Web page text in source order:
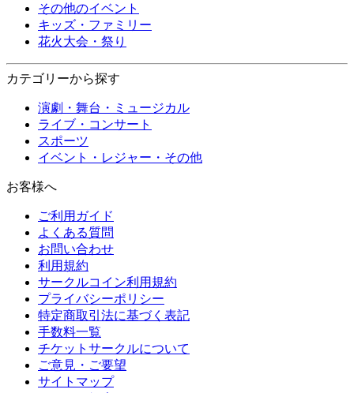
その他のイベント
キッズ・ファミリー
花火大会・祭り
カテゴリーから探す
演劇・舞台・ミュージカル
ライブ・コンサート
スポーツ
イベント・レジャー・その他
お客様へ
ご利用ガイド
よくある質問
お問い合わせ
利用規約
サークルコイン利用規約
プライバシーポリシー
特定商取引法に基づく表記
手数料一覧
チケットサークルについて
ご意見・ご要望
サイトマップ